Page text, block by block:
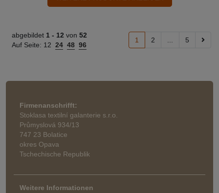
abgebildet 1 - 12 von 52
Auf Seite: 12 24 48 96
1 2 5
Firmenanschrifft:
Stoklasa textilní galanterie s.r.o.
Průmyslová 934/13
747 23 Bolatice
okres Opava
Tschechische Republik
Weitere Informationen